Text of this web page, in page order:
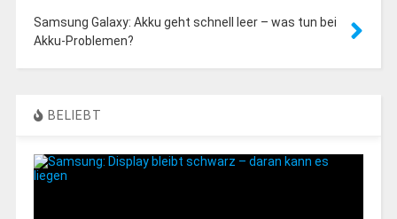
Samsung Galaxy: Akku geht schnell leer – was tun bei
Akku-Problemen?
BELIEBT